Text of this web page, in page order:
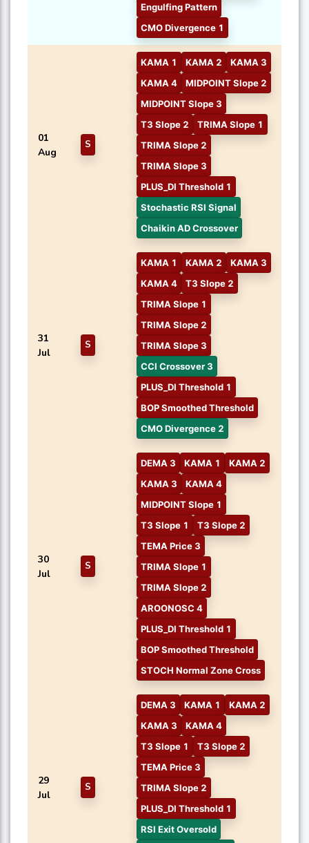
Engulfing Pattern
CMO Divergence 1
01
Aug
S
KAMA 1 KAMA 2
KAMA 3
KAMA 4
MIDPOINT Slope 2
MIDPOINT Slope 3
T3 Slope 2
TRIMA Slope 1
TRIMA Slope 2
TRIMA Slope 3
PLUS_DI Threshold 1
Stochastic RSI Signal
Chaikin AD Crossover
31
Jul
S
KAMA 1 KAMA 2
KAMA 3
KAMA 4
T3 Slope 2
TRIMA Slope 1
TRIMA Slope 2
TRIMA Slope 3
CCI Crossover 3
PLUS_DI Threshold 1
BOP Smoothed Threshold
CMO Divergence 2
30
Jul
S
DEMA 3 KAMA 1
KAMA 2
KAMA 3
KAMA 4
MIDPOINT Slope 1
T3 Slope 1
T3 Slope 2
TEMA Price 3
TRIMA Slope 1
TRIMA Slope 2
AROONOSC 4
PLUS_DI Threshold 1
BOP Smoothed Threshold
STOCH Normal Zone Cross
29
Jul
S
DEMA 3 KAMA 1
KAMA 2
KAMA 3
KAMA 4
T3 Slope 1
T3 Slope 2
TEMA Price 3
TRIMA Slope 2
PLUS_DI Threshold 1
RSI Exit Oversold